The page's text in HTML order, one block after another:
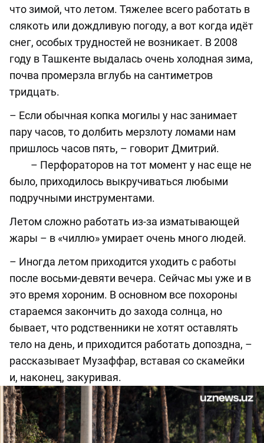
что зимой, что летом. Тяжелее всего работать в
слякоть или дождливую погоду, а вот когда идёт
снег, особых трудностей не возникает. В 2008
году в Ташкенте выдалась очень холодная зима,
почва промерзла вглубь на сантиметров
тридцать.
– Если обычная копка могилы у нас занимает
пару часов, то долбить мерзлоту ломами нам
пришлось часов пять, – говорит Дмитрий.
– Перфораторов на тот момент у нас еще не
было, приходилось выкручиваться любыми
подручными инструментами.
Летом сложно работать из-за изматывающей
жары – в «чиллю» умирает очень много людей.
– Иногда летом приходится уходить с работы
после восьми-девяти вечера. Сейчас мы уже и в
это время хороним. В основном все похороны
стараемся закончить до захода солнца, но
бывает, что родственники не хотят оставлять
тело на день, и приходится работать допоздна, –
рассказывает Музаффар, вставая со скамейки
и, наконец, закуривая.